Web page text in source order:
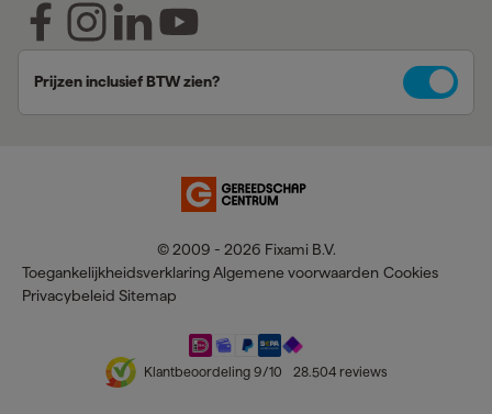
Prijzen inclusief BTW zien?
© 2009 - 2026 Fixami B.V.
Toegankelijkheidsverklaring Algemene voorwaarden Cookies
Privacybeleid Sitemap
Klantbeoordeling 9/10 28.504 reviews